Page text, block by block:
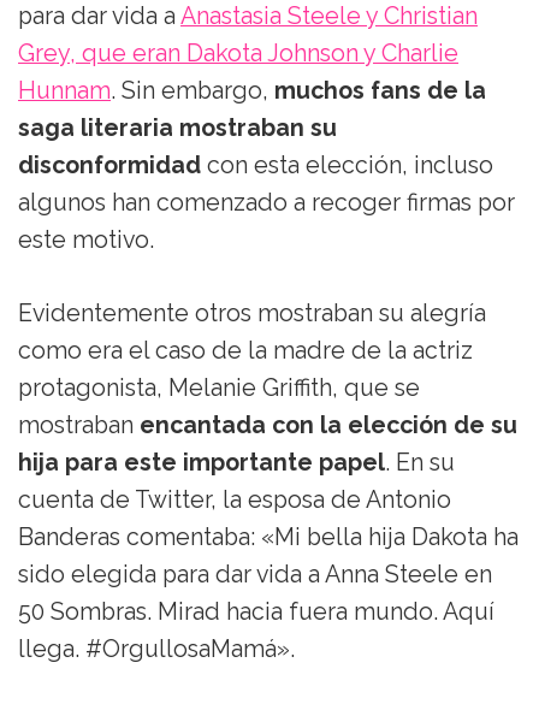
para dar vida a Anastasia Steele y Christian
Grey, que eran Dakota Johnson y Charlie
Hunnam. Sin embargo, muchos fans de la
saga literaria mostraban su
disconformidad con esta elección, incluso
algunos han comenzado a recoger firmas por
este motivo.
Evidentemente otros mostraban su alegría
como era el caso de la madre de la actriz
protagonista, Melanie Griffith, que se
mostraban encantada con la elección de su
hija para este importante papel. En su
cuenta de Twitter, la esposa de Antonio
Banderas comentaba: «Mi bella hija Dakota ha
sido elegida para dar vida a Anna Steele en
50 Sombras. Mirad hacia fuera mundo. Aquí
llega. #OrgullosaMamá».